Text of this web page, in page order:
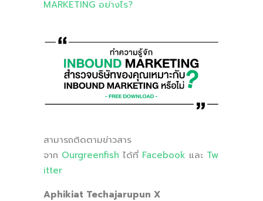
MARKETING อย่างไร?
สามารถติดตามข่าวสาร
จาก Ourgreenfish ได้ที่ Facebook และ Tw
itter
Aphikiat Techajarupun X